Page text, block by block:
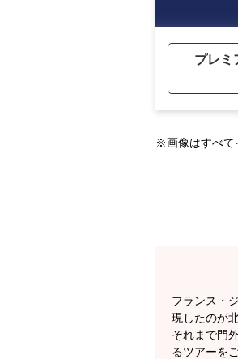
プレミ
※画像はすべて
フランス・
現したのが
それまで門
るツアーを